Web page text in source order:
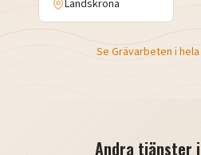
Landskrona
Se Grävarbeten i hela
Andra tjänster i